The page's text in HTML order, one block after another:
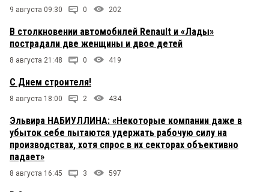
9 августа 09:30 0 202
В столкновении автомобилей Renault и «Лады»
пострадали две женщины и двое детей
8 августа 21:48 0 419
С Днем строителя!
8 августа 18:00 2 434
Эльвира НАБИУЛЛИНА: «Некоторые компании даже в
убыток себе пытаются удержать рабочую силу на
производствах, хотя спрос в их секторах объективно
падает»
8 августа 16:45 3 597